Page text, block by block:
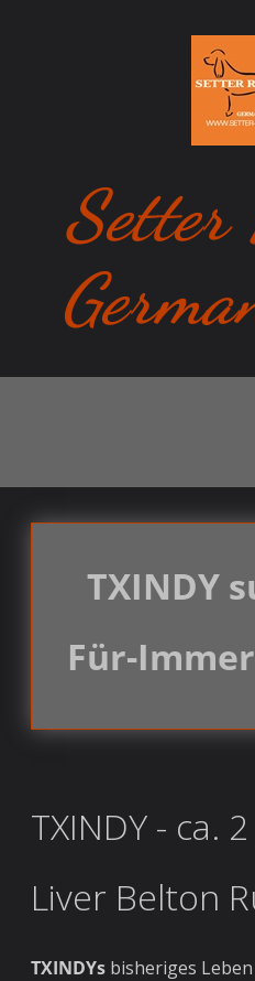
Setter
TXINDY
Für-
TXINDY - ca.
Liver Belton
TXINDYs bisheriges